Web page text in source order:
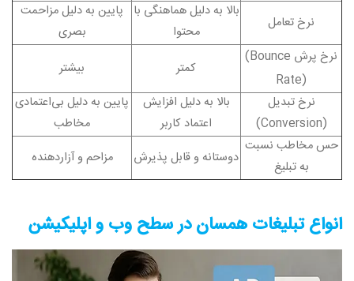
نرخ تعامل
بالا به دلیل هماهنگی با
محتوا
پایین به دلیل مزاحمت
بصری
نرخ پرش (Bounce
Rate)
کمتر
بیشتر
نرخ تبدیل
(Conversion)
بالا به دلیل افزایش
اعتماد کاربر
پایین به دلیل بی‌اعتمادی
مخاطب
حس مخاطب نسبت
به تبلیغ
دوستانه و قابل پذیرش مزاحم و آزاردهنده
انواع تبلیغات همسان در سطح وب و اپلیکیشن